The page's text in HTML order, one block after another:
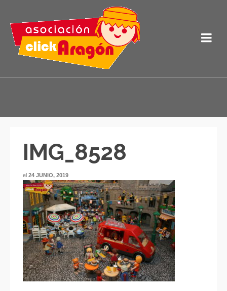
IMG_8528
el 24 JUNIO, 2019